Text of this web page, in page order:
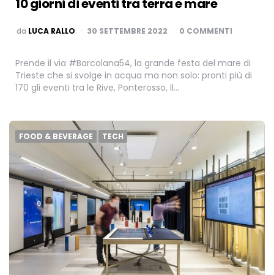
10 giorni di eventi tra terra e mare
PUBBLICATO
da LUCA RALLO 30 SETTEMBRE 2022 0 COMMENTI
Prende il via #Barcolana54, la grande festa del mare di
Trieste che si svolge in acqua ma non solo: pronti più di
170 gli eventi tra le Rive, Ponterosso, Il…
FOOD & BEVERAGE TECH